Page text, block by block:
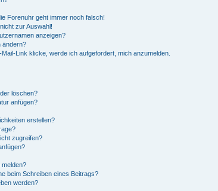
Forenuhr geht immer noch falsch!
zur Auswahl!
anzeigen?
ändern?
Link klicke, werde ich aufgefordert, mich anzumelden.
löschen?
anfügen?
erstellen?
zugreifen?
melden?
beim Schreiben eines Beitrags?
werden?